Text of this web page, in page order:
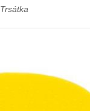
Trsátka